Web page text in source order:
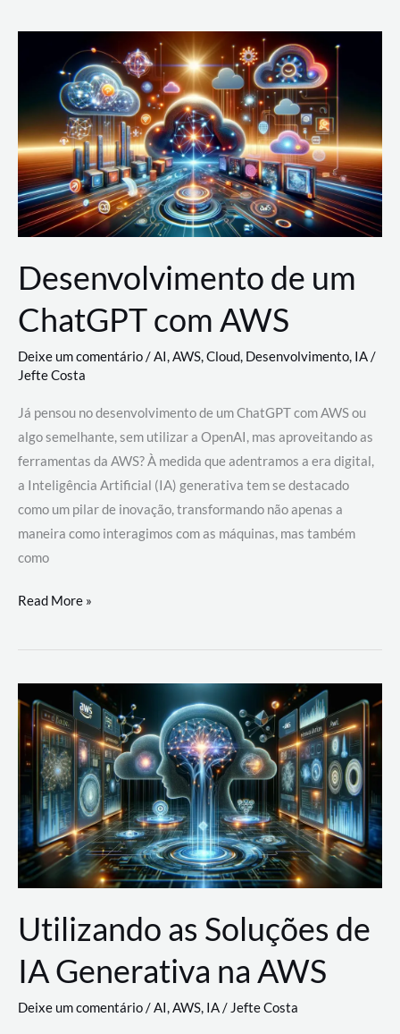
Nuvem:
Google
Cloud,
AWS
e
Azure
Desenvolvimento de um
ChatGPT com AWS
Deixe um comentário/AI,AWS,Cloud, Desenvolvimento, IA/
Jefte Costa
Já pensou no desenvolvimento de um ChatGPT com AWS ou
algo semelhante, sem utilizar a OpenAI, mas aproveitando as
ferramentas da AWS? À medida que adentramos a era digital,
a Inteligência Artificial (IA) generativa tem se destacado
como um pilar de inovação, transformando não apenas a
maneira como interagimos com as máquinas, mas também
como
Desenvolvimento
um
com
AWS
Read More »
Utilizando as Soluções de
IA Generativa na AWS
Deixe um comentário/AI,AWS, IA/Jefte Costa